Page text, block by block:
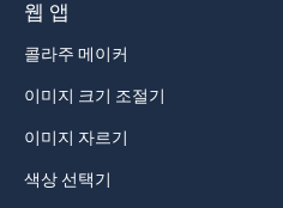
웹 앱
콜라주 메이커
이미지 크기 조절기
이미지 자르기
색상 선택기